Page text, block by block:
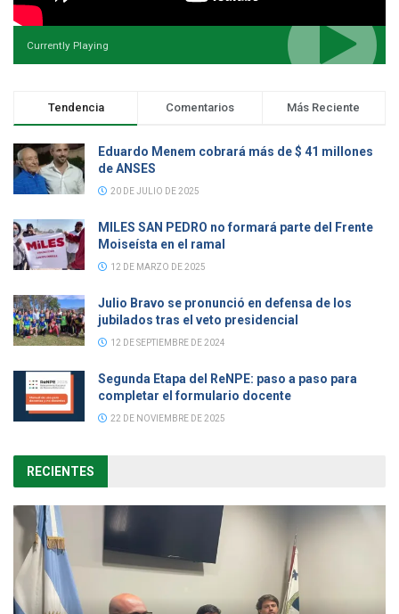
Currently Playing
Tendencia Comentarios Más Reciente
Eduardo Menem cobrará más de $ 41 millones
de ANSES
20 DE JULIO DE 2025
MILES SAN PEDRO no formará parte del Frente
Moiseísta en el ramal
12 DE MARZO DE 2025
Julio Bravo se pronunció en defensa de los
jubilados tras el veto presidencial
12 DE SEPTIEMBRE DE 2024
Segunda Etapa del ReNPE: paso a paso para
completar el formulario docente
22 DE NOVIEMBRE DE 2025
RECIENTES